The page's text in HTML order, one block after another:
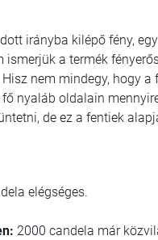
irányba kilépő fény,
ismerjük a termék
nem mindegy, hogy
nyaláb oldalain
de ez a fentiek
elégséges.
2000 candela már